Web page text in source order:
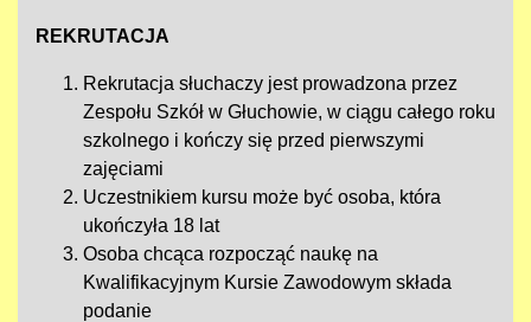
REKRUTACJA
Rekrutacja słuchaczy jest prowadzona przez
Zespołu Szkół w Głuchowie, w ciągu całego roku
szkolnego i kończy się przed pierwszymi
zajęciami
Uczestnikiem kursu może być osoba, która
ukończyła 18 lat
Osoba chcąca rozpocząć naukę na
Kwalifikacyjnym Kursie Zawodowym składa
podanie